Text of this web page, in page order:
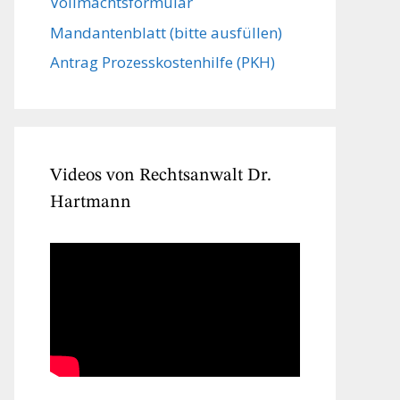
Mandanten­blatt (bitte ausfüllen)
Antrag Prozesskostenhilfe (PKH)
Videos von Rechtsanwalt Dr.
Hartmann